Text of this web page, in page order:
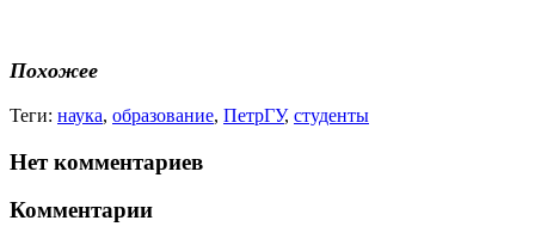
Похожее
Теги: наука, образование, ПетрГУ, студенты
Нет комментариев
Комментарии